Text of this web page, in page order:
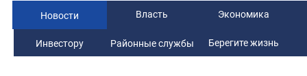
Новости Власть Экономика
Инвестору Районные службы Берегите жизнь